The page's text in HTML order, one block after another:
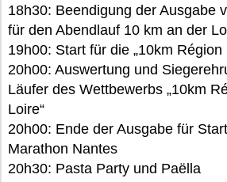
18h30: Beendigung der Ausgabe
für den Abendlauf 10 km an der
19h00: Start für die „10km Région
20h00: Auswertung und
Läufer des Wettbewerbs „10km
Loire“
20h00: Ende der Ausgabe für
Marathon Nantes
20h30: Pasta Party und Paëlla